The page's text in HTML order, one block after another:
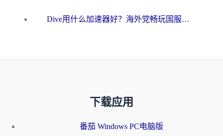
Dive用什么加速器好？海外党畅玩国服游戏的终极避坑指南
下载应用
番茄 Windows PC电脑版